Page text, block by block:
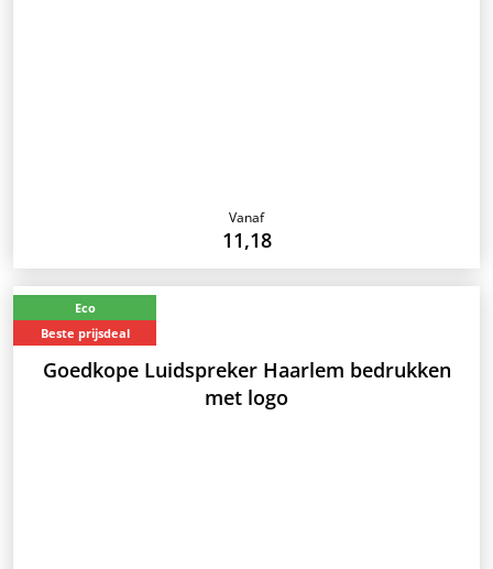
Vanaf
11,18
Eco
Beste prijsdeal
Goedkope Luidspreker Haarlem bedrukken
met logo